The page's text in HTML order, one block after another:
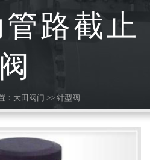
路截止
阀
： 大田阀门 >> 针型阀